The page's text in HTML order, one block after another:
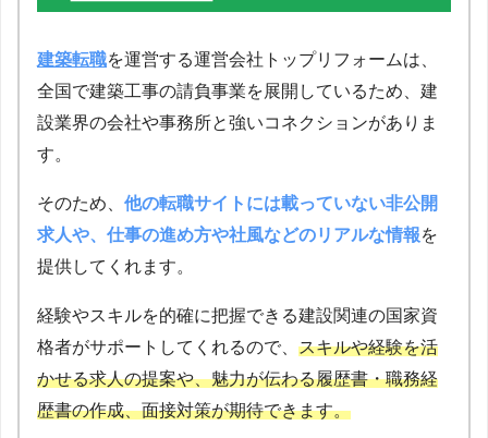
建築転職を運営する運営会社トップリフォームは、
全国で建築工事の請負事業を展開しているため、建
設業界の会社や事務所と強いコネクションがありま
す。
そのため、 他の転職サイトには載っていない非公開
求人や、仕事の進め方や社風などのリアルな情報を
提供してくれます。
経験やスキルを的確に把握できる建設関連の国家資
格者がサポートしてくれるので、 スキルや経験を活
かせる求人の提案や、魅力が伝わる履歴書・職務経
歴書の作成、面接対策が期待できます。